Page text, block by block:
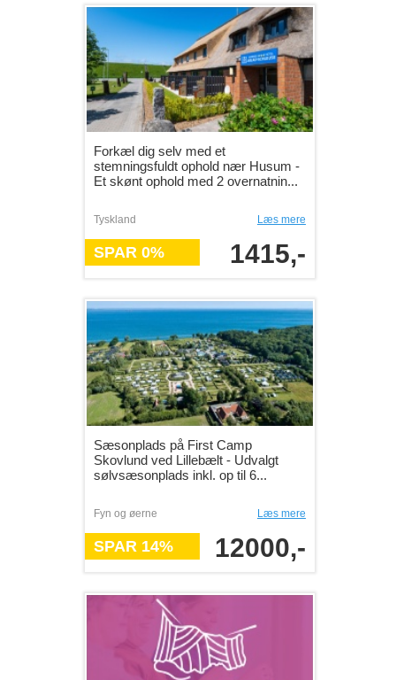
Forkæl dig selv med et
stemningsfuldt ophold nær Husum -
Et skønt ophold med 2 overnatnin...
Tyskland Læs mere
SPAR 0% 1415,-
Sæsonplads på First Camp
Skovlund ved Lillebælt - Udvalgt
sølvsæsonplads inkl. op til 6...
Fyn og øerne Læs mere
SPAR 14% 12000,-